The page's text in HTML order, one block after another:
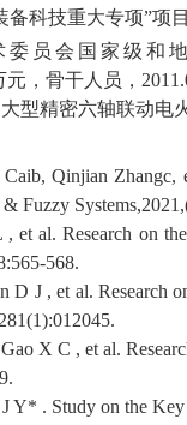
备科技重大专项”项
委员会国家级和
元，骨干人员，
型精密六轴联动电
Caib, Qinjian
Fuzzy
al. Research on
568.
D J , et al. Research
X C , et al.
Y* . Study on the